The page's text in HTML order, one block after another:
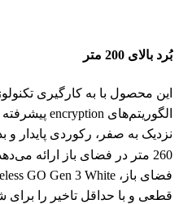
بُرد بالای 200 متر
نزدیک به صفر، رکوردی پایدار
260 متر در فضای باز ارائه
قطعی و با حداقل تاخیر را برای